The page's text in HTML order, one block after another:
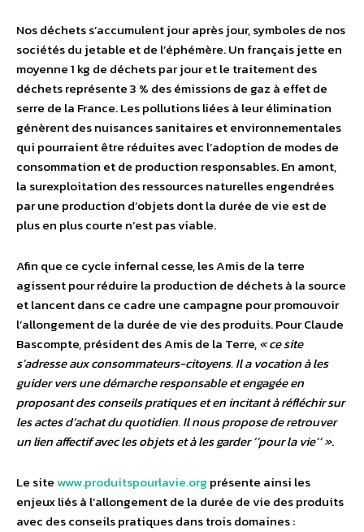
Nos déchets s’accumulent jour après jour, symboles de nos
sociétés du jetable et de l’éphémère. Un français jette en
moyenne 1 kg de déchets par jour et le traitement des
déchets représente 3 % des émissions de gaz à effet de
serre de la France. Les pollutions liées à leur élimination
génèrent des nuisances sanitaires et environnementales
qui pourraient être réduites avec l’adoption de modes de
consommation et de production responsables. En amont,
la surexploitation des ressources naturelles engendrées
par une production d’objets dont la durée de vie est de
plus en plus courte n’est pas viable.
Afin que ce cycle infernal cesse, les Amis de la terre
agissent pour réduire la production de déchets à la source
et lancent dans ce cadre une campagne pour promouvoir
l’allongement de la durée de vie des produits. Pour Claude
Bascompte, président des Amis de la Terre,« ce site
s’adresse aux consommateurs-citoyens. Il a vocation à les
guider vers une démarche responsable et engagée en
proposant des conseils pratiques et en incitant à réfléchir sur
les actes d’achat du quotidien. Il nous propose de retrouver
un lien affectif avec les objets et à les garder ‘’pour la vie’’ ».
Le sitewww.produitspourlavie.org présente ainsi les
enjeux liés à l’allongement de la durée de vie des produits
avec des conseils pratiques dans trois domaines :